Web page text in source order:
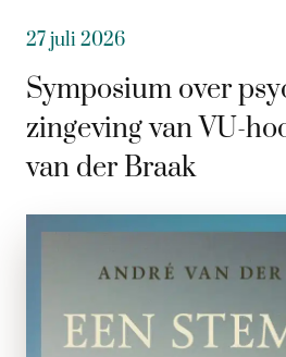
27 juli 2026
Symposium over
zingeving van VU-
van der Braak